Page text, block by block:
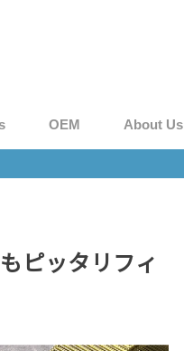
OEM About Us
ピッタリフィ